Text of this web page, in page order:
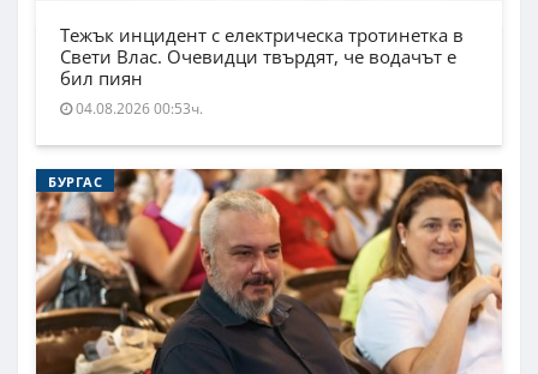
Тежък инцидент с електрическа тротинетка в
Свети Влас. Очевидци твърдят, че водачът е
бил пиян
04.08.2026 00:53ч.
БУРГАС